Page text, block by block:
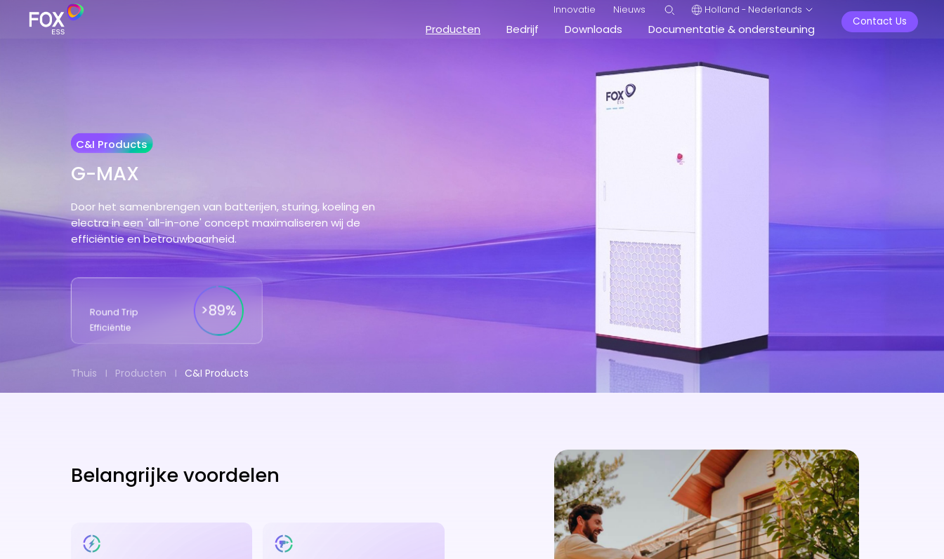
Innovatie Nieuws Holland - Nederlands
Producten Bedrijf Downloads Documentatie & ondersteuning
Contact Us
C&I Products
G-MAX
Door het samenbrengen van batterijen, sturing, koeling en
electra in een 'all-in-one' concept maximaliseren wij de
efficiëntie en betrouwbaarheid.
Round Trip
Efficiëntie
>89%
Thuis Producten C&I Products
Belangrijke voordelen